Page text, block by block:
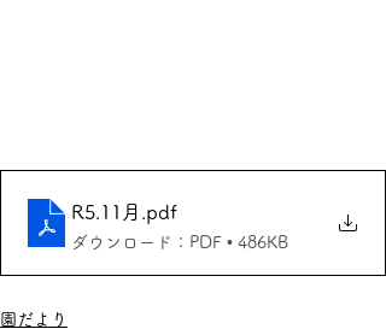
R5.11月 .pdf
ダウンロード：PDF • 486KB
園だより